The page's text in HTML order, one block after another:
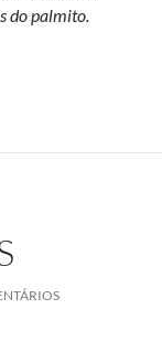
do palmito.